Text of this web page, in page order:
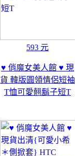
593 元
♥ 俏魔女美人館 ♥ 現
貨 韓版圓領情侶短袖
T恤可愛翹鬍子短T